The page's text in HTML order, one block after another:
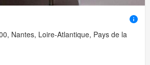
Nantes, Loire-Atlantique, Pays de la